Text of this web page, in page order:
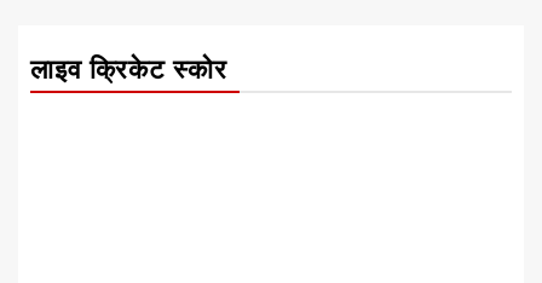
लाइव क्रिकेट स्कोर